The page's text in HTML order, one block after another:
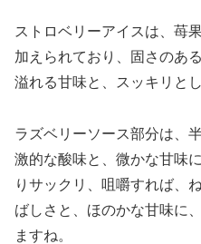
ストロベリーアイスは、苺
加えられており、固さのあ
溢れる甘味と、スッキリと
ラズベリーソース部分は、
激的な酸味と、微かな甘味
りサックリ、咀嚼すれば、
ばしさと、ほのかな甘味に
ますね。